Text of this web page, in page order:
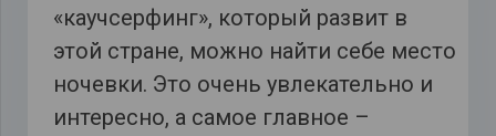
«каучсерфинг», который развит в
этой стране, можно найти себе место
ночевки. Это очень увлекательно и
интересно, а самое главное –